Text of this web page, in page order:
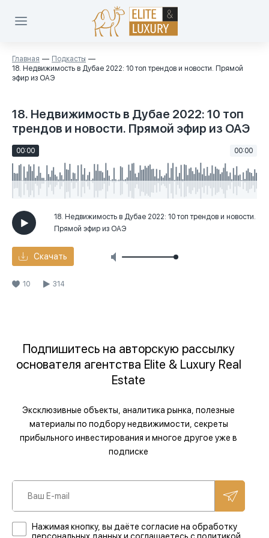
Главная
Подкасты
18. Недвижимость в Дубае 2022: 10 топ трендов и новости. Прямой
эфир из ОАЭ
18. Недвижимость в Дубае 2022: 10 топ
трендов и новости. Прямой эфир из ОАЭ
00:00 00:00
18. Недвижимость в Дубае 2022: 10 топ трендов и новости.
Прямой эфир из ОАЭ
Скачать
10 314
Подпишитесь на авторскую рассылку
основателя агентства Elite & Luxury Real
Estate
Эксклюзивные объекты, аналитика рынка, полезные
материалы по подбору недвижимости, секреты
прибыльного инвестирования и многое другое уже в
подписке
Нажимая кнопку, вы даёте согласие на обработку